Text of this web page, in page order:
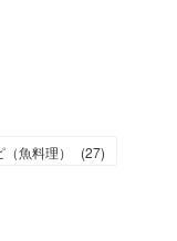
魚料理） (27)